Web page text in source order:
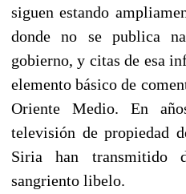
siguen estando
donde no se publica
gobierno, y citas de esa
elemento básico de
Oriente Medio. En
televisión de propiedad
Siria han transmitido
sangriento libelo.